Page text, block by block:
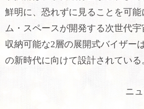
鮮明に、恐れずに見ることを可
ム・スペースが開発する次世代
収納可能な2層の展開式バイザー
の新時代に向けて設計されている
ニ